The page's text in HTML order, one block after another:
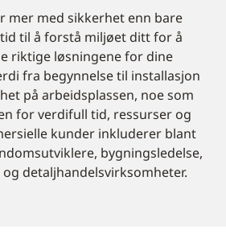
mer med sikkerhet enn bare
til å forstå miljøet ditt for å
riktige løsningene for dine
fra begynnelse til installasjon
på arbeidsplassen, noe som
for verdifull tid, ressurser og
kunder inkluderer blant
bygningsledelse,
detaljhandelsvirksomheter.